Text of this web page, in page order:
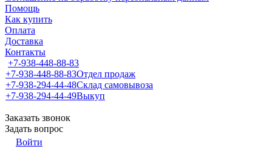
Помощь
Как купить
Оплата
Доставка
Контакты
+7-938-448-88-83
+7-938-448-88-83Отдел продаж
+7-938-294-44-48Склад самовывоза
+7-938-294-44-49Выкуп
Заказать звонок
Задать вопрос
Войти